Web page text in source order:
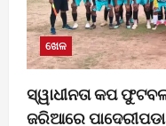
ଖେଳ
ସ୍ୱାଧୀନତା କପ
ଜରିଆରେ